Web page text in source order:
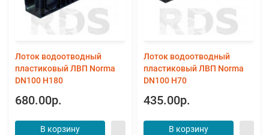
Лоток водоотводный
пластиковый ЛВП Norma
DN100 Н180
680.00р.
В корзину
Лоток водоотводный
пластиковый ЛВП Norma
DN100 Н70
435.00р.
В корзину